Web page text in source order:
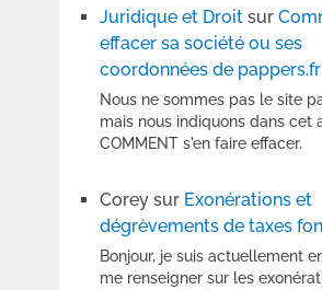
Juridique et Droitsur
effacer sa société ou ses
coordonnées de pappers.fr
Nous ne sommes pas le site
mais nous indiquons dans cet
COMMENT s'en faire effacer.
Coreysur Exonérations et
dégrèvements de taxes
Bonjour, je suis actuellement
me renseigner sur les